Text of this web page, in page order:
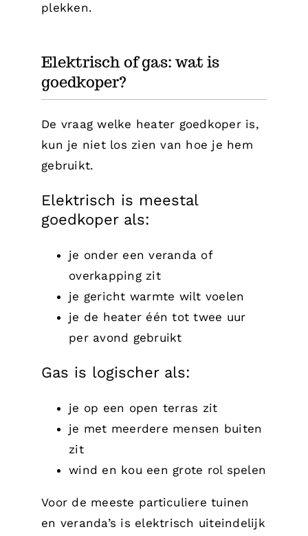
plekken.
Elektrisch of gas: wat is
goedkoper?
De vraag welke heater goedkoper is,
kun je niet los zien van hoe je hem
gebruikt.
Elektrisch is meestal
goedkoper als:
je onder een veranda of
overkapping zit
je gericht warmte wilt voelen
je de heater één tot twee uur
per avond gebruikt
Gas is logischer als:
je op een open terras zit
je met meerdere mensen buiten
zit
wind en kou een grote rol spelen
Voor de meeste particuliere tuinen
en veranda’s is elektrisch uiteindelijk